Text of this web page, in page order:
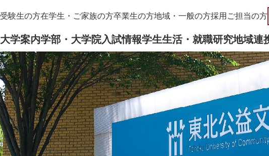
本
受験生の方在学生・ご家族の方卒業生の方地域・一般の方採用ご担当の方
大学案内学部・大学院入試情報学生生活・就職研究地域連